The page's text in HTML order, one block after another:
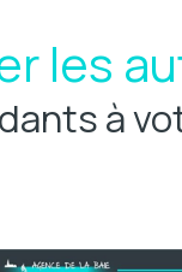
les
à